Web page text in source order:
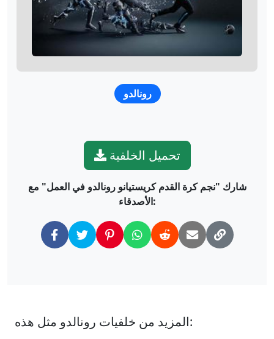
رونالدو
تحميل الخلفية
شارك "نجم كرة القدم كريستيانو رونالدو في العمل" مع
الأصدقاء:
المزيد من خلفيات رونالدو مثل هذه: